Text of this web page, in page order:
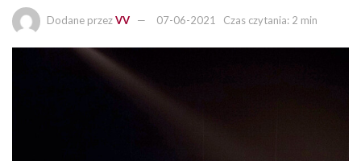
Dodane przezVV 07-06-2021 Czas czytania: 2 min